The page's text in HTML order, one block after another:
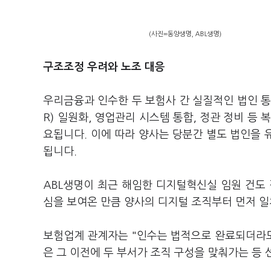
(사진=동양생명, ABL생명)
구조조정 우려와 노조 대응
우리금융과 인수한 두 보험사 간 실질적인 법인
R) 일원화, 영업관리 시스템 통합, 정관 정비 등
요됩니다. 이에 따라 양사는 당분간 별도 법인을
됩니다.
ABL생명이 최근 해임한 디지털혁신실 임원 건
심을 보여온 만큼 양사의 디지털 조직부터 먼저
보험업계 관계자는 "인수는 법적으로 완료되더
은 그 이전에 두 부서가 조직 구성을 맞춰가는 등